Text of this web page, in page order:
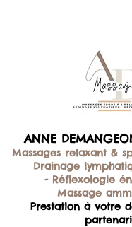
ANNE
Massages relaxant &
Drainage
- Réflexologie
Massage
Prestation à votre